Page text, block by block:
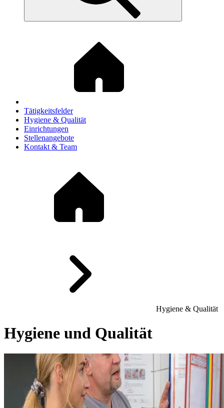
Tätigkeitsfelder
Hygiene & Qualität
Einrichtungen
Stellenangebote
Kontakt & Team
Hygiene & Qualität
Hygiene und Qualität